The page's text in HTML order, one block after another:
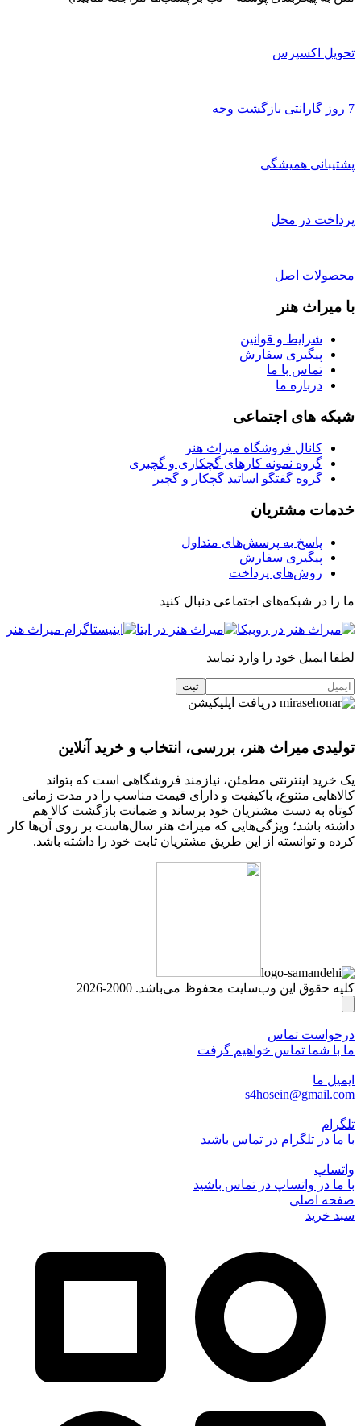
تحویل اکسپرس
7 روز گارانتی بازگشت وجه
پشتیبانی همیشگی
پرداخت در محل
محصولات اصل
با میراث هنر
شرایط و قوانین
پیگیری سفارش
تماس با ما
درباره ما
شبکه های اجتماعی
کانال فروشگاه میراث هنر
گروه نمونه کارهای گچکاری و گچبری
گروه گفتگو اساتید گچکار و گچبر
خدمات مشتریان
پاسخ به پرسش‌های متداول
پیگیری سفارش
روش‌های پرداخت
ما را در شبکه‌های اجتماعی دنبال کنید
لطفا ایمیل خود را وارد نمایید
دریافت اپلیکیشن
تولیدی میراث هنر، بررسی، انتخاب و خرید آنلاین
یک خرید اینترنتی مطمئن، نیازمند فروشگاهی است که بتواند
کالاهایی متنوع، باکیفیت و دارای قیمت مناسب را در مدت زمانی
کوتاه به دست مشتریان خود برساند و ضمانت بازگشت کالا هم
داشته باشد؛ ویژگی‌هایی که میراث هنر سال‌هاست بر روی آن‌ها کار
کرده و توانسته از این طریق مشتریان ثابت خود را داشته باشد.
کلیه حقوق این وب‌سایت محفوظ می‌باشد. 2000-2026
درخواست تماس
ما با شما تماس خواهیم گرفت
ایمیل ما
s4hosein@gmail.com
تلگرام
با ما در تلگرام در تماس باشید
واتساپ
با ما در واتساپ در تماس باشید
صفحه اصلی
سبد خرید